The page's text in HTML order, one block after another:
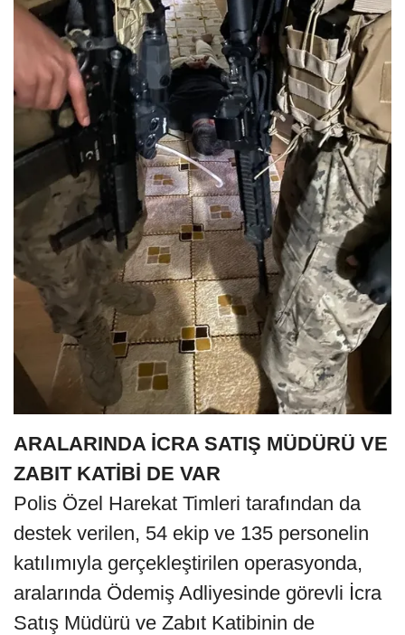
ARALARINDA İCRA SATIŞ MÜDÜRÜ VE
ZABIT KATİBİ DE VAR
Polis Özel Harekat Timleri tarafından da
destek verilen, 54 ekip ve 135 personelin
katılımıyla gerçekleştirilen operasyonda,
aralarında Ödemiş Adliyesinde görevli İcra
Satış Müdürü ve Zabıt Katibinin de